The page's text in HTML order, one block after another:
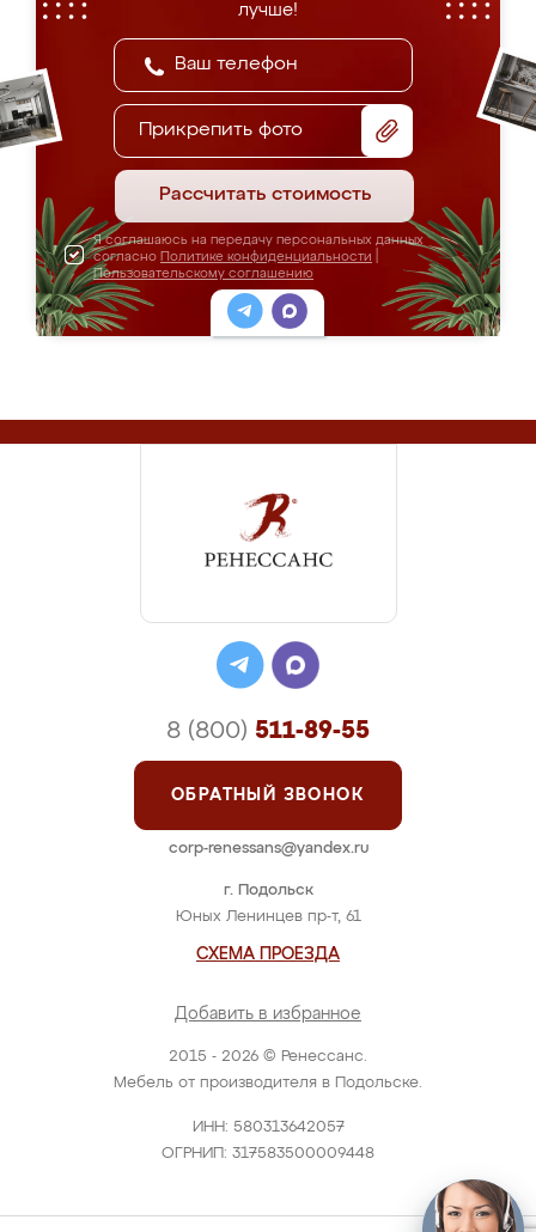
лучше!
Прикрепить фото
Рассчитать стоимость
Я соглашаюсь на передачу персональных данных
согласно Политике конфиденциальности
Пользовательскому соглашению
2015 - 2026 © Ренессанс.
Мебель от производителя в Подольске.
ИНН: 580313642057
ОГРНИП: 317583500009448
г. Подольск
Юных Ленинцев пр-т, 61
СХЕМА ПРОЕЗДА
Добавить в избранное
8 (800) 511-89-55
ОБРАТНЫЙ ЗВОНОК
corp-renessans@yandex.ru